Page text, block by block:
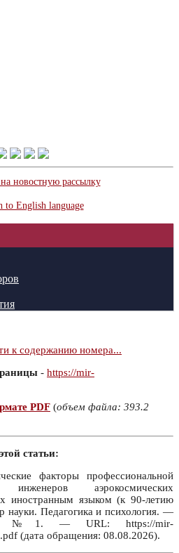
новостную рассылку
to English language
к содержанию номера...
- https://mir-
PDF (объем файла: 393.2
статьи:
факторы профессиональной
аэрокосмических
иностранным языком (к 90-летию
Педагогика и психология. —
— URL: https://mir-
(дата обращения: 08.08.2026).